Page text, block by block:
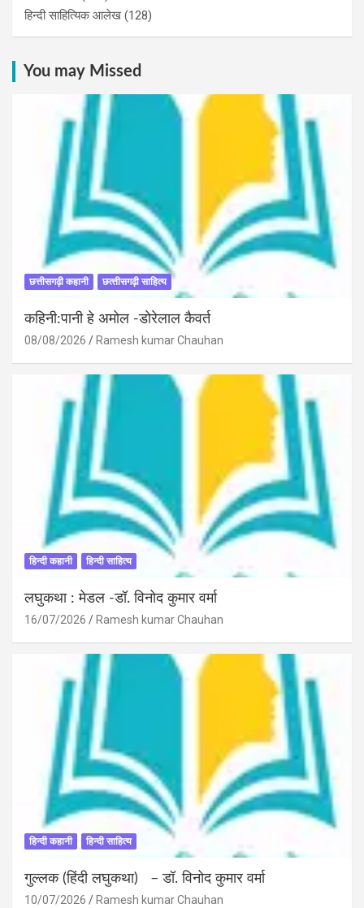
हिन्दी साहित्यिक आलेख (128)
You may Missed
छत्तीसगढ़ी कहानी छत्‍तीसगढ़ी साहित्‍य
कहिनी:पानी हे अमोल -डोरेलाल कैवर्त
08/08/2026 Ramesh kumar Chauhan
हिन्दी कहानी हिन्दी साहित्य
लघुकथा : मेडल -डॉ. विनोद कुमार वर्मा
16/07/2026 Ramesh kumar Chauhan
हिन्दी कहानी हिन्दी साहित्य
गुल्लक (हिंदी लघुकथा) – डॉ. विनोद कुमार वर्मा
10/07/2026 Ramesh kumar Chauhan